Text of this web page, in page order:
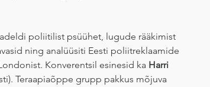
poliitilist psüühet, lugude rääkimist
ning analüüsiti Eesti poliitreklaamide
Konverentsil esinesid ka Harri
Teraapiaõppe grupp pakkus mõjuva